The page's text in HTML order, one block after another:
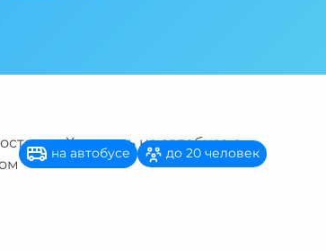
на автобусе до 20 человек